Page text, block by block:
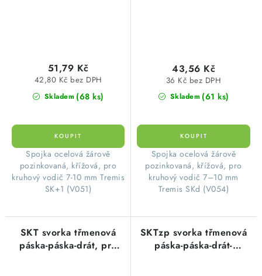
Skladem (68 ks)
42,80 Kč bez DPH
51,79 Kč
Spojka ocelová žárově
pozinkovaná, křížová, pro
kruhový vodič 7-10 mm Tremis
SK+1 (V051)
Skladem (61 ks)
36 Kč bez DPH
43,56 Kč
Spojka ocelová žárově
pozinkovaná, křížová, pro
kruhový vodič 7–10 mm
Tremis SKd (V054)
SKT svorka třmenová
páska-páska-drát, pro
SKTzp svorka třmenová
páska-páska-drát-